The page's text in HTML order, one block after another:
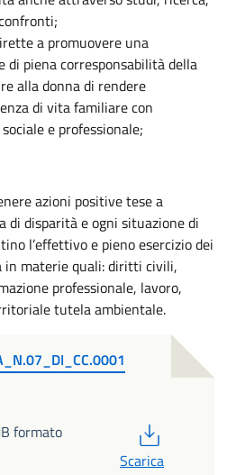
a promuovere una
di piena corresponsabilità della
alla donna di rendere
di vita familiare con
e professionale;
azioni positive tese a
di disparità e ogni situazione di
l’effettivo e pieno esercizio dei
in materie quali: diritti civili,
professionale, lavoro,
tutela ambientale.
formato
Scarica